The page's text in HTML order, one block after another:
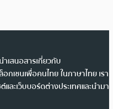
เสนอสารเกี่ยวกับ
กเชนเพื่อคนไทย ในภาษาไทย เรา
ละเว็บบอร์ดต่างประเทศและนำมา